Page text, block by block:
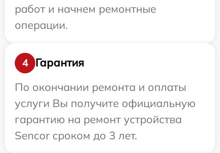
работ и начнем ремонтные
операции.
4
Гарантия
По окончании ремонта и оплаты
услуги Вы получите официальную
гарантию на ремонт устройства
Sencor сроком до 3 лет.